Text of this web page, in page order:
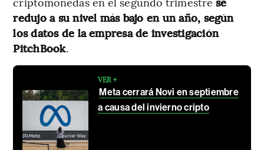
redujo a su nivel más bajo en un año, según
los datos de la empresa de investigación
PitchBook.
VER +
Meta cerrará Novi en septiembre
a causa del invierno cripto